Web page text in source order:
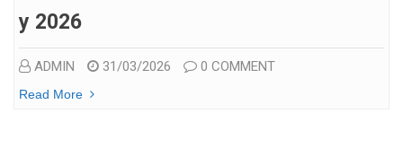
Y 2026
ADMIN 31/03/2026 0 COMMENT
Read More